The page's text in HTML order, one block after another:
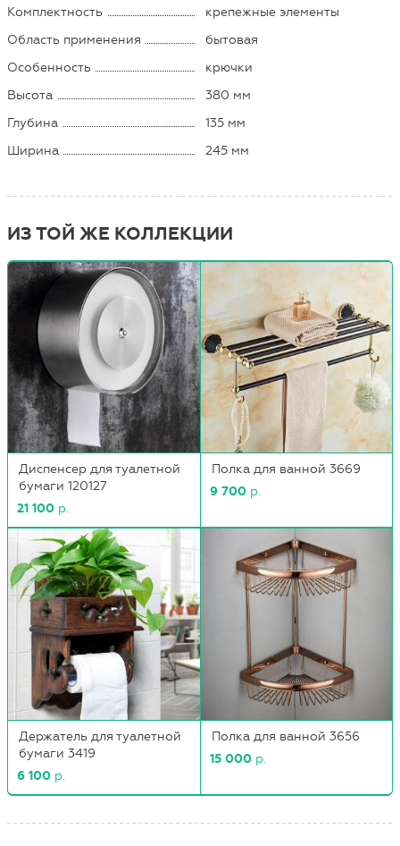
Комплектность
крепежные элементы
Область применения
бытовая
Особенность
крючки
Высота
380 мм
Глубина
135 мм
Ширина
245 мм
ИЗ ТОЙ ЖЕ КОЛЛЕКЦИИ
Диспенсер для туалетной
бумаги 120127
21 100 р.
Полка для ванной 3669
9 700 р.
Держатель для туалетной
бумаги 3419
6 100 р.
Полка для ванной 3656
15 000 р.